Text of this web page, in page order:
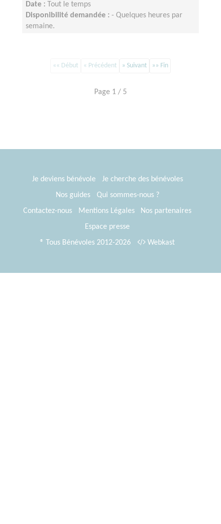
Date :
Tout le temps
Disponibilité demandée : - Quelques heures par
semaine.
«« Début « Précédent » Suivant »» Fin
Page 1 / 5
Je deviens bénévole
Je cherche des bénévoles
Nos guides
Qui sommes-nous ?
Contactez-nous
Mentions Légales
Nos partenaires
Espace presse
® Tous Bénévoles 2012-2026
Webkast